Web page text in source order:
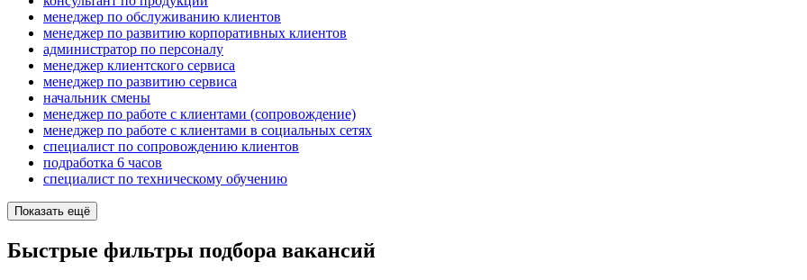
менеджер по обслуживанию клиентов
менеджер по развитию корпоративных клиентов
администратор по персоналу
менеджер клиентского сервиса
менеджер по развитию сервиса
начальник смены
менеджер по работе с клиентами (сопровождение)
менеджер по работе с клиентами в социальных сетях
специалист по сопровождению клиентов
подработка 6 часов
специалист по техническому обучению
Показать ещё
Быстрые фильтры подбора вакансий